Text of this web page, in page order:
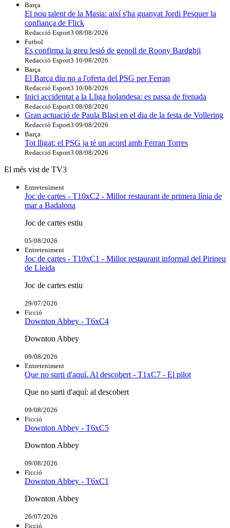
Barça
El nou talent de la Masia: així s'ha guanyat Jordi Pesquer la
confiança de Flick
Redacció Esport3 08/08/2026
Futbol
Es confirma la greu lesió de genoll de Roony Bardghji
Redacció Esport3 10/08/2026
Barça
El Barça diu no a l'oferta del PSG per Ferran
Redacció Esport3 10/08/2026
Inici accidentat a la Lliga holandesa: es passa de frenada
Redacció Esport3 08/08/2026
Gran actuació de Paula Blasi en el dia de la festa de Vollering
Redacció Esport3 09/08/2026
Barça
Tot lligat: el PSG ja té un acord amb Ferran Torres
Redacció Esport3 08/08/2026
El més vist de TV3
Entreteniment
Joc de cartes - T10xC2 - Millor restaurant de primera línia de
mar a Badalona
Joc de cartes estiu
05/08/2026
Entreteniment
Joc de cartes - T10xC1 - Millor restaurant informal del Pirineu
de Lleida
Joc de cartes estiu
29/07/2026
Ficció
Downton Abbey - T6xC4
Downton Abbey
09/08/2026
Entreteniment
Que no surti d'aquí. Al descobert - T1xC7 - El pilot
Que no surti d'aquí: al descobert
09/08/2026
Ficció
Downton Abbey - T6xC5
Downton Abbey
09/08/2026
Ficció
Downton Abbey - T6xC1
Downton Abbey
26/07/2026
Ficció